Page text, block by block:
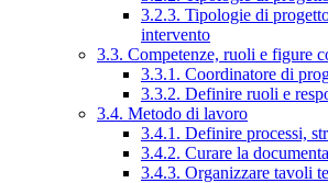
3.2.3. Tipologie di
intervento
3.3. Competenze, ruoli e figure
3.3.1. Coordinatore di
3.3.2. Definire ruoli e
3.4. Metodo di lavoro
3.4.1. Definire processi,
3.4.2. Curare la
3.4.3. Organizzare tavoli